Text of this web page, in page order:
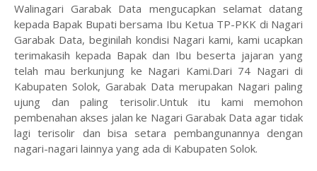
Walinagari Garabak Data mengucapkan selamat datang
kepada Bapak Bupati bersama Ibu Ketua TP-PKK di Nagari
Garabak Data, beginilah kondisi Nagari kami, kami ucapkan
terimakasih kepada Bapak dan Ibu beserta jajaran yang
telah mau berkunjung ke Nagari Kami.Dari 74 Nagari di
Kabupaten Solok, Garabak Data merupakan Nagari paling
ujung dan paling terisolir.Untuk itu kami memohon
pembenahan akses jalan ke Nagari Garabak Data agar tidak
lagi terisolir dan bisa setara pembangunannya dengan
nagari-nagari lainnya yang ada di Kabupaten Solok.